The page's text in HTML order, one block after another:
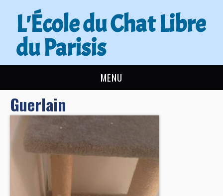
L'École du Chat Libre
du Parisis
MENU
L’ÉCOLE DU CHAT
ADOPTER
NOUS AIDER
Guerlain